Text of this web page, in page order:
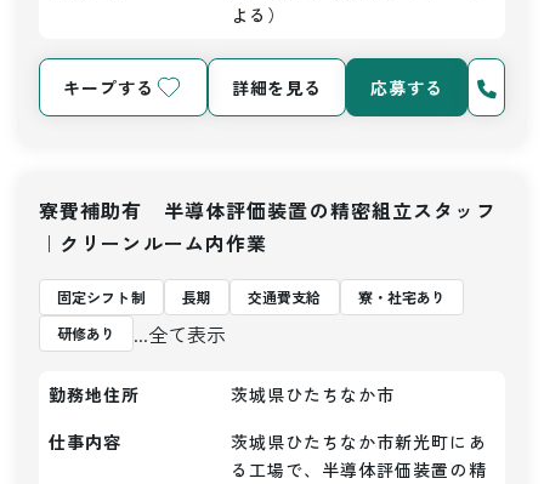
よる）
キープする 詳細を見る 応募する
寮費補助有 半導体評価装置の精密組立スタッフ
｜クリーンルーム内作業
固定シフト制 長期 交通費支給
寮・社宅あり
研修あり
...全て表示
勤務地住所
茨城県ひたちなか市
仕事内容
茨城県ひたちなか市新光町にあ
る工場で、半導体評価装置の精